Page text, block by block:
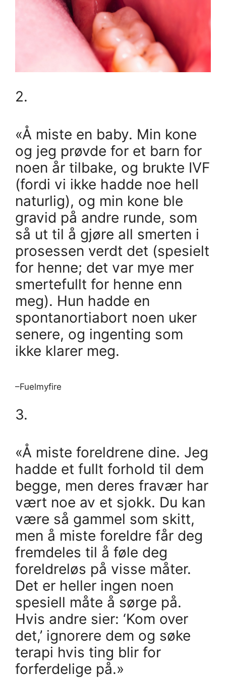
2.
«Å miste en baby. Min kone
og jeg prøvde for et barn for
noen år tilbake, og brukte IVF
(fordi vi ikke hadde noe hell
naturlig), og min kone ble
gravid på andre runde, som
så ut til å gjøre all smerten i
prosessen verdt det (spesielt
for henne; det var mye mer
smertefullt for henne enn
meg). Hun hadde en
spontanortiabort noen uker
senere, og ingenting som
ikke klarer meg.
–Fuelmyfire
3.
«Å miste foreldrene dine. Jeg
hadde et fullt forhold til dem
begge, men deres fravær har
vært noe av et sjokk. Du kan
være så gammel som skitt,
men å miste foreldre får deg
fremdeles til å føle deg
foreldreløs på visse måter.
Det er heller ingen noen
spesiell måte å sørge på.
Hvis andre sier: ‘Kom over
det,’ ignorere dem og søke
terapi hvis ting blir for
forferdelige på.»